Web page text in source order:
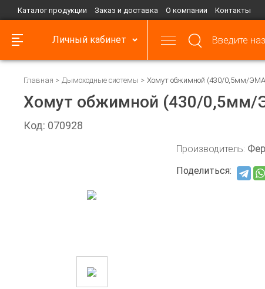
Каталог продукции Заказ и доставка О компании Контакты
Личный кабинет
Главная Дымоходные системы Хомут обжимной (430/0,5мм/
Хомут обжимной (430/
Код: 070928
Производитель:
Поделиться: